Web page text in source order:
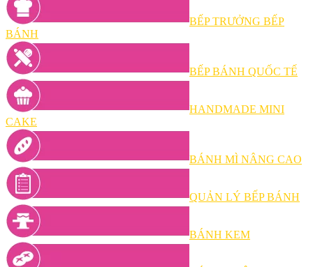
BẾP TRƯỞNG BẾP
BÁNH
BẾP BÁNH QUỐC TẾ
HANDMADE MINI
CAKE
BÁNH MÌ NÂNG CAO
QUẢN LÝ BẾP BÁNH
BÁNH KEM